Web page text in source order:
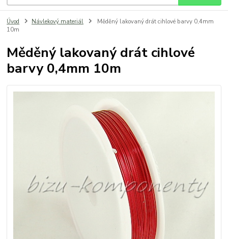
Úvod Návlekový materiál
Měděný lakovaný drát cihlové barvy 0,4mm
10m
Měděný lakovaný drát cihlové
barvy 0,4mm 10m